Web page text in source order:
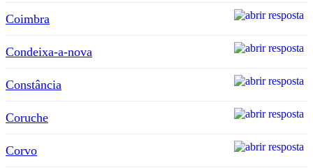
Coimbra
Condeixa-a-nova
Constância
Coruche
Corvo